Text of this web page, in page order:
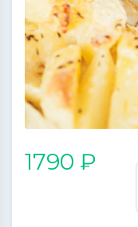
1790 ₽